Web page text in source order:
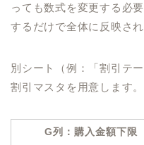
っても数式を変更する必
するだけで全体に反映され
別シート（例：「割引テ
割引マスタを用意します。
G列：購入金額下限